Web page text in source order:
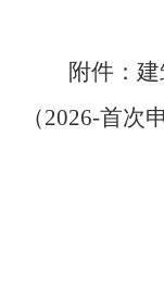
附件：
（2026-首次